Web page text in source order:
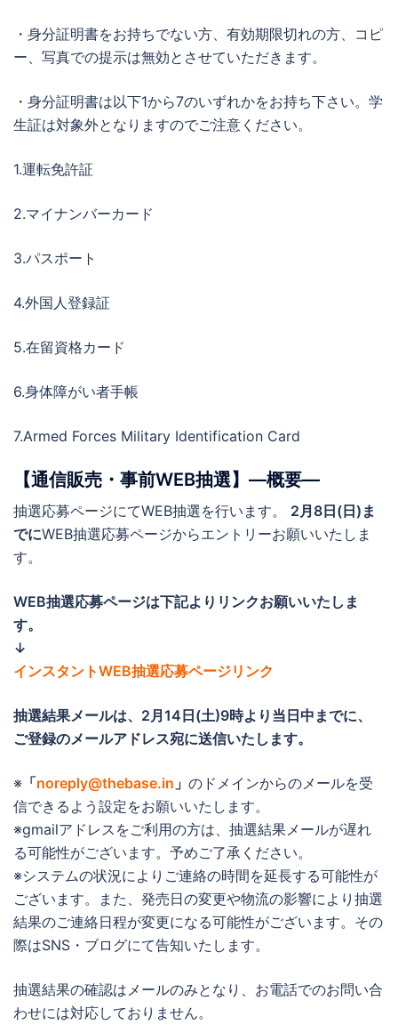
・身分証明書をお持ちでない方、有効期限切れの方、コピ
ー、写真での提示は無効とさせていただきます。
・身分証明書は以下1から7のいずれかをお持ち下さい。学
生証は対象外となりますのでご注意ください。
1.運転免許証
2.マイナンバーカード
3.パスポート
4.外国人登録証
5.在留資格カード
6.身体障がい者手帳
7.Armed Forces Military Identification Card
【通信販売・事前WEB抽選】―概要―
抽選応募ページにてWEB抽選を行います。 2月8日(日)ま
でにWEB抽選応募ページからエントリーお願いいたしま
す。
WEB抽選応募ページは下記よりリンクお願いいたしま
す。
↓
インスタントWEB抽選応募ページリンク
抽選結果メールは、 2月14日(土)9時より当日中までに、
ご登録のメールアドレス宛に送信いたします。
※ 「noreply@thebase.in 」 のドメインからのメールを受
信できるよう設定をお願いいたします。
※gmailアドレスをご利用の方は、抽選結果メールが遅れ
る可能性がございます。予めご了承ください。
※システムの状況によりご連絡の時間を延長する可能性が
ございます。また、発売日の変更や物流の影響により抽選
結果のご連絡日程が変更になる可能性がございます。その
際はSNS・ブログにて告知いたします。
抽選結果の確認はメールのみとなり、お電話でのお問い合
わせには対応しておりません。